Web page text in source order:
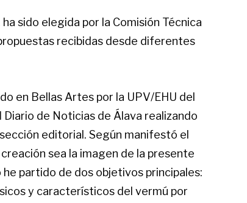
sido elegida por la Comisión Técnica
recibidas desde diferentes
en Bellas Artes por la UPV/EHU del
de Noticias de Álava realizando
editorial. Según manifestó el
sea la imagen de la presente
partido de dos objetivos principales:
y característicos del vermú por